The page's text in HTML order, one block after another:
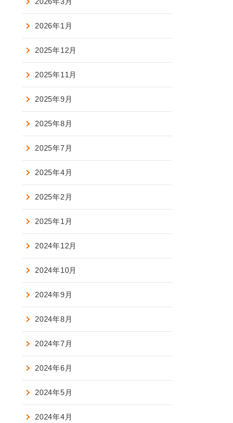
2026年1月
2025年12月
2025年11月
2025年9月
2025年8月
2025年7月
2025年4月
2025年2月
2025年1月
2024年12月
2024年10月
2024年9月
2024年8月
2024年7月
2024年6月
2024年5月
2024年4月